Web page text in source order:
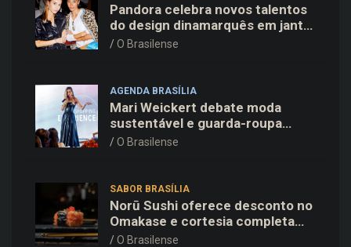
Pandora celebra novos talentos
do design dinamarquês em jantar
exclusivo no restaurante Daphne
O Brasilense
AGENDA BRASÍLIA
Mari Weickert debate moda
sustentável e guarda-roupa
inteligente no ParkShopping
O Brasilense
SABOR BRASÍLIA
Norū Sushi oferece desconto no
Omakase e cortesia completa
para os pais neste domingo
O Brasilense